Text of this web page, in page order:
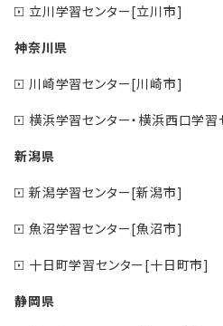
立川学習センター[立川市]
神奈川県
川崎学習センター[川崎市]
横浜学習センター・横浜西口学
新潟県
新潟学習センター[新潟市]
魚沼学習センター[魚沼市]
十日町学習センター[十日町市]
静岡県